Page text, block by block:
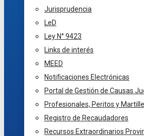
Jurisprudencia
LeD
Ley N° 9423
Links de interés
MEED
Notificaciones Electrónicas
Portal de Gestión de Causas
Profesionales, Peritos y
Registro de Recaudadores
Recursos Extraordinarios